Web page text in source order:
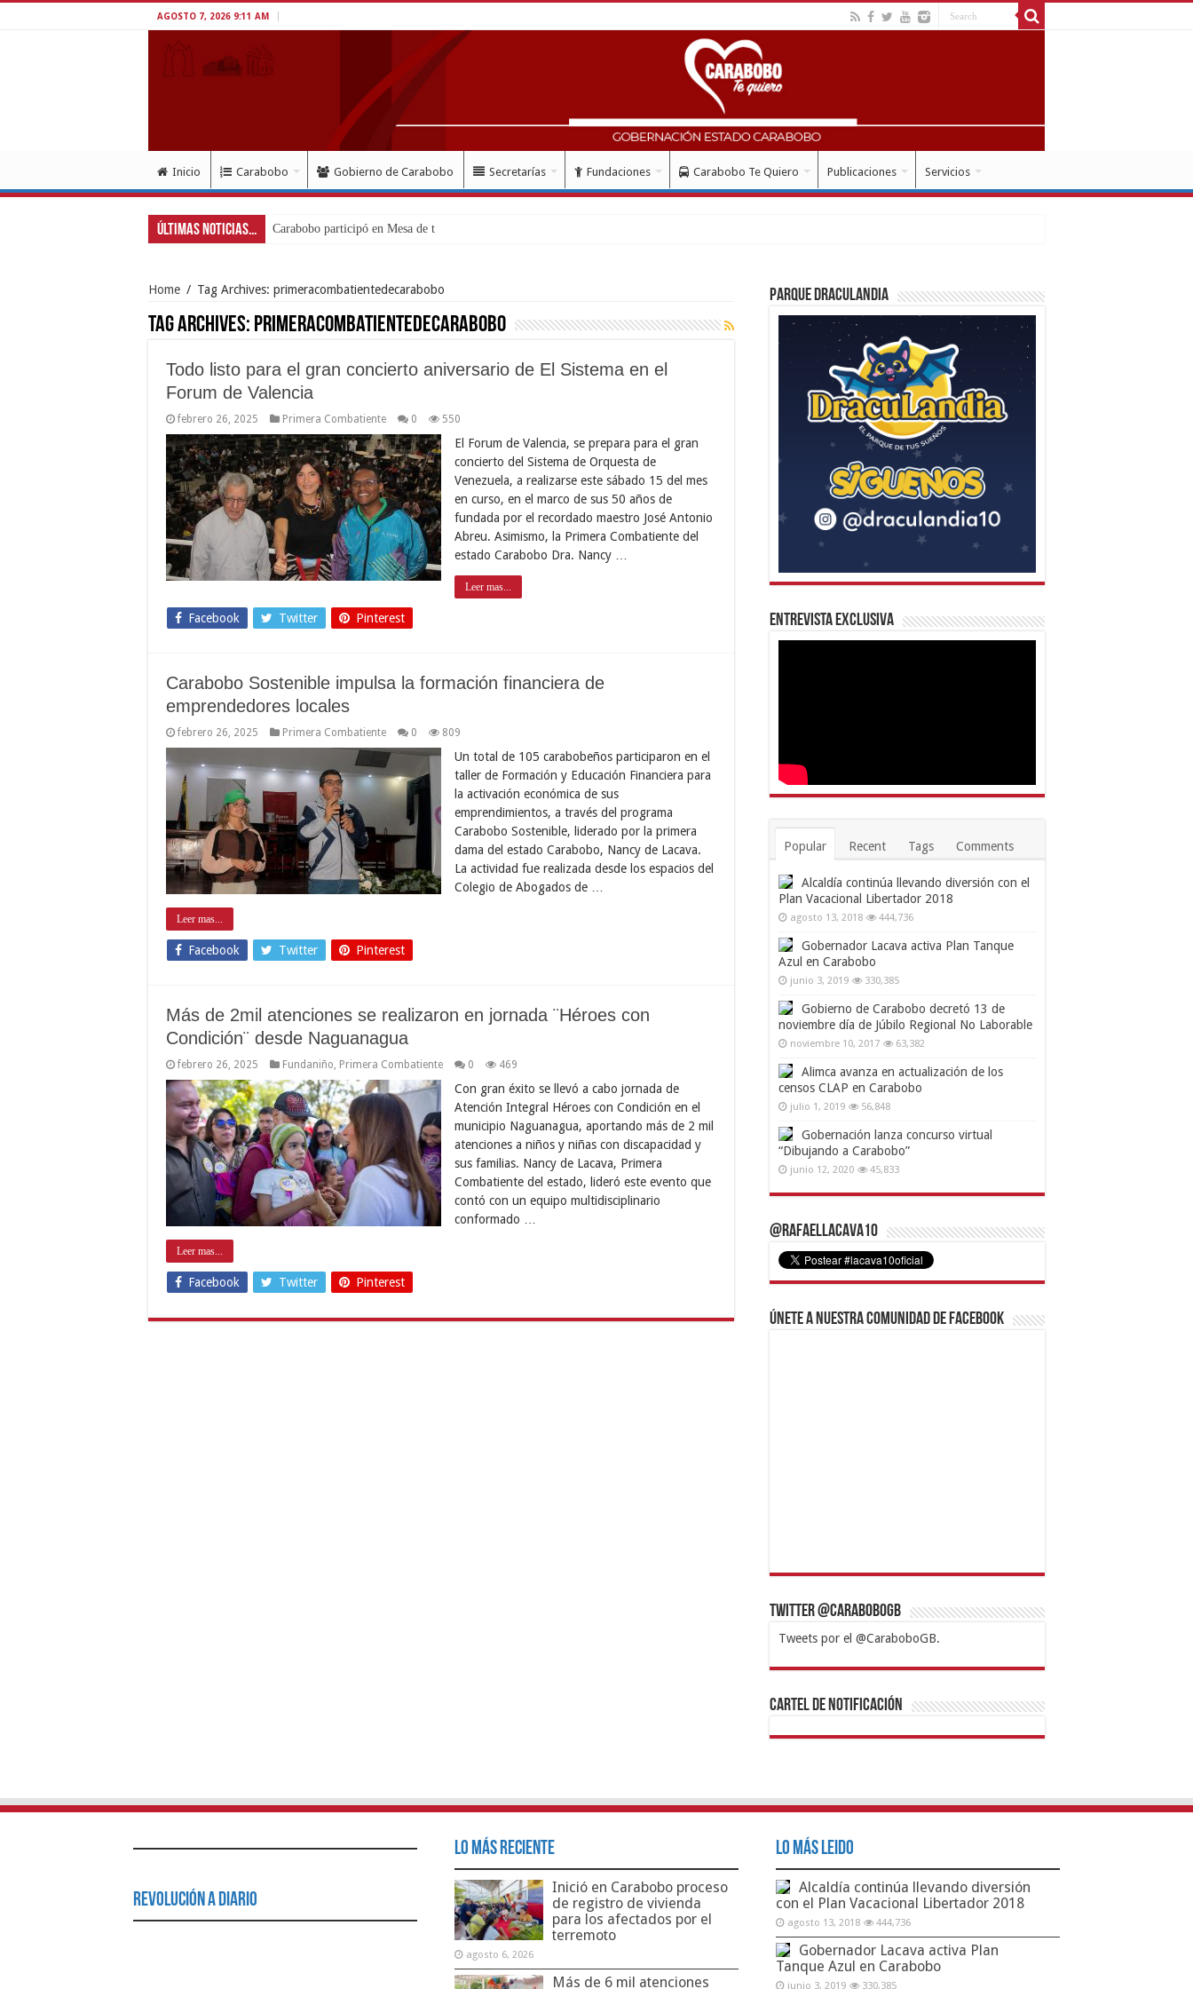
AGOSTO 7, 2026 9:11 AM
Inicio Carabobo Gobierno de Carabobo Secretarías Fundaciones Carabobo Te Quiero Publicaciones Servicios
Últimas Noticias... Carabobo participó en Mesa de trabajo presid
Home / Tag Archives: primeracombatientedecarabobo
Tag Archives: primeracombatientedecarabobo
Todo listo para el gran concierto aniversario de El Sistema en el
Forum de Valencia
febrero 26, 2025 Primera Combatiente 0 550
El Forum de Valencia, se prepara para el gran
concierto del Sistema de Orquesta de
Venezuela, a realizarse este sábado 15 del mes
en curso, en el marco de sus 50 años de
fundada por el recordado maestro José Antonio
Abreu. Asimismo, la Primera Combatiente del
estado Carabobo Dra. Nancy …
Leer mas...
Facebook Twitter Pinterest
Carabobo Sostenible impulsa la formación financiera de
emprendedores locales
febrero 26, 2025 Primera Combatiente 0 809
Un total de 105 carabobeños participaron en el
taller de Formación y Educación Financiera para
la activación económica de sus
emprendimientos, a través del programa
Carabobo Sostenible, liderado por la primera
dama del estado Carabobo, Nancy de Lacava.
La actividad fue realizada desde los espacios del
Colegio de Abogados de …
Leer mas...
Facebook Twitter Pinterest
Más de 2mil atenciones se realizaron en jornada ¨Héroes con
Condición¨ desde Naguanagua
febrero 26, 2025 Fundaniño Primera Combatiente 0 469
Con gran éxito se llevó a cabo jornada de
Atención Integral Héroes con Condición en el
municipio Naguanagua, aportando más de 2 mil
atenciones a niños y niñas con discapacidad y
sus familias. Nancy de Lacava, Primera
Combatiente del estado, lideró este evento que
contó con un equipo multidisciplinario
conformado …
Leer mas...
Facebook Twitter Pinterest
Parque Draculandia
Entrevista Exclusiva
Popular Recent Tags Comments
Alcaldía continúa llevando diversión con el
Plan Vacacional Libertador 2018
agosto 13, 2018 444,736
Gobernador Lacava activa Plan Tanque
Azul en Carabobo
junio 3, 2019 330,385
Gobierno de Carabobo decretó 13 de
noviembre día de Júbilo Regional No Laborable
noviembre 10, 2017 63,382
Alimca avanza en actualización de los
censos CLAP en Carabobo
julio 1, 2019 56,848
Gobernación lanza concurso virtual
“Dibujando a Carabobo”
junio 12, 2020 45,833
@RafaelLacava10
Únete a nuestra comunidad de Facebook
Twitter @CaraboboGB
Tweets por el @CaraboboGB.
1xbetBetturkeyBetistKralbetSupertotobetTipobet
https://mvbcasino.com/
Cartel de Notificación
Revolución a Diario
Lo Más Reciente
Inició en Carabobo proceso
de registro de vivienda
para los afectados por el
terremoto
agosto 6, 2026
Más de 6 mil atenciones
Lo Más Leido
Alcaldía continúa llevando diversión
con el Plan Vacacional Libertador 2018
agosto 13, 2018 444,736
Gobernador Lacava activa Plan
Tanque Azul en Carabobo
junio 3, 2019 330,385